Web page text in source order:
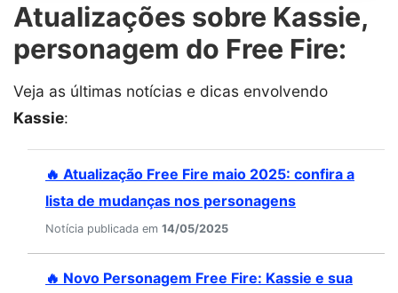
Atualizações sobre Kassie,
personagem do Free Fire:
Veja as últimas notícias e dicas envolvendo
Kassie:
🔥 Atualização Free Fire maio 2025: confira a
lista de mudanças nos personagens
Notícia publicada em 14/05/2025
🔥 Novo Personagem Free Fire: Kassie e sua